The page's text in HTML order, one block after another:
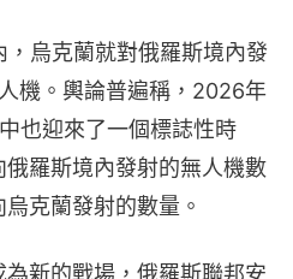
烏克蘭就對俄羅斯境內發
機。輿論普遍稱，2026年
也迎來了一個標誌性時
羅斯境內發射的無人機數
克蘭發射的數量。
新的戰場，俄羅斯聯邦安